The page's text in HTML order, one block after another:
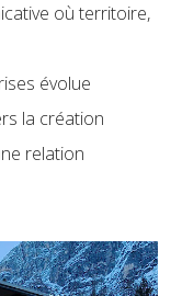
où territoire,
évolue
la création
relation